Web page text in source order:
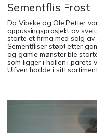
Sementflis Frost
Da Vibeke og Ole Petter
oppussingsprosjekt av
starte et firma med salg av
Sementfliser støpt etter
og gamle mønster ble
som ligger i hallen i parets
Ulfven hadde i sitt